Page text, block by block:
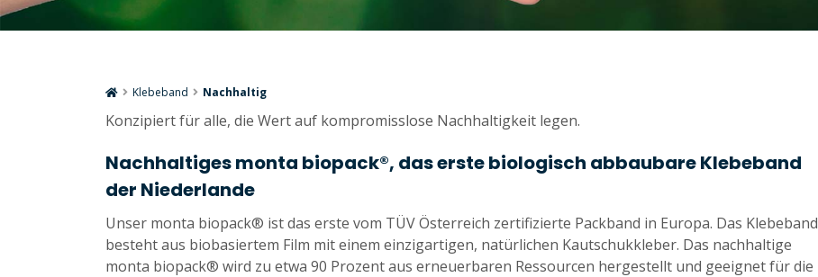
Klebeband Nachhaltig
Konzipiert für alle, die Wert auf kompromisslose Nachhaltigkeit legen.
Nachhaltiges monta biopack®, das erste biologisch abbaubare Klebeband
der Niederlande
Unser monta biopack® ist das erste vom TÜV Österreich zertifizierte Packband in Europa. Das Klebeband
besteht aus biobasiertem Film mit einem einzigartigen, natürlichen Kautschukkleber. Das nachhaltige
monta biopack® wird zu etwa 90 Prozent aus erneuerbaren Ressourcen hergestellt und geeignet für die